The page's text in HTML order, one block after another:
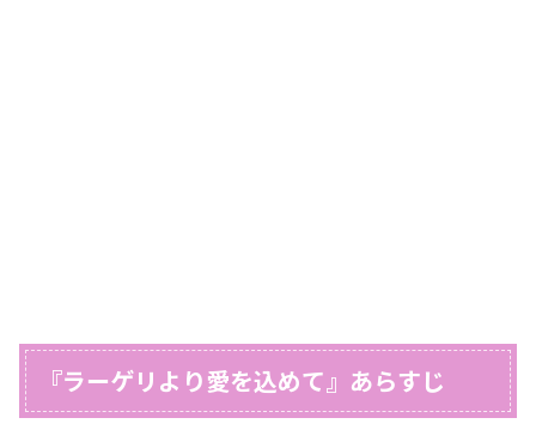
『ラーゲリより愛を込めて』あらすじ